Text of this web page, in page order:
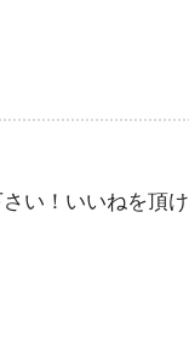
い！いいねを頂け